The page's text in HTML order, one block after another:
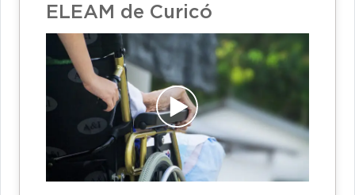
ELEAM de Curicó